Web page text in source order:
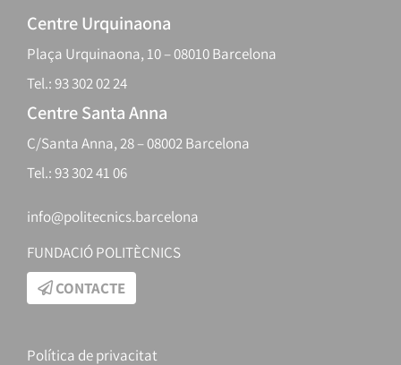
Centre Urquinaona
Plaça Urquinaona, 10 – 08010 Barcelona
Tel.: 93 302 02 24
Centre Santa Anna
C/Santa Anna, 28 – 08002 Barcelona
Tel.: 93 302 41 06
info@politecnics.barcelona
FUNDACIÓ POLITÈCNICS
CONTACTE
Política de privacitat